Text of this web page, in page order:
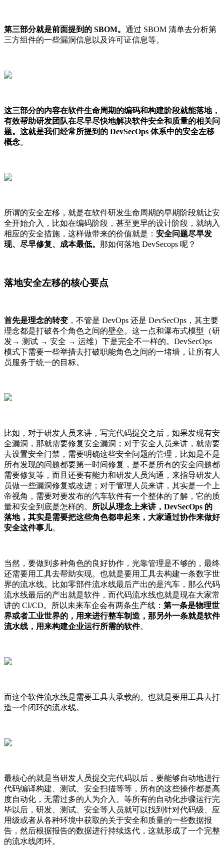
第三部分就是前面提到的 SBOM。 通过 SBOM 清单去分析第
三方组件的一些漏洞信息以及许可证信息等。
这三部分的内容在软件生命周期的编码和构建阶段就能落地，
有效帮助研发团队在尽早尽快地解决软件安全和质量的相关问
题。这就是我们经常所提到的 DevSecOps 体系中的安全左移
概念。
所谓的安全左移，就是在软件研发生命周期的早期阶段就让安
全开始介入，比如在编码阶段，甚至更早的设计阶段，就纳入
相应的安全措施，这样做带来的价值就是： 安全问题尽早发
现、尽早修复、成本最低。 那如何落地 DevSecops 呢？
落地安全左移的核心要点
首先是理念的转变 ，不管是 DevOps 还是 DevSecOps，其主要
理念都是打破各个角色之间的壁垒。这一点和瀑布式模型（研
发→ 测试 → 安全 → 运维）下是完全不一样的。DevSecOps
模式下需要一些举措去打破职能角色之间的一堵墙，让所有人
员服务于统一的目标。
比如，对于研发人员来讲，写完代码提交之后，如果发现有安
全漏洞，那就需要修复安全漏洞；对于安全人员来讲，就需要
去设置安全门禁，需要明确这些安全问题的管理，比如是不是
所有发现的问题都要第一时间修复，是不是所有的安全问题都
需要修复等，而且还要有能力和研发人员沟通，来指导研发人
员做一些漏洞修复或改进；对于管理人员来讲，其实是一个上
帝视角，需要对要发布的汽车软件有一个整体的了解，它的质
量和安全到底是怎样的。 所以从理念上来讲，DevSecOps 的
落地，其实是需要把这些角色都串起来，大家通过协作来做好
安全这件事儿。
当然，要做到多种角色的良好协作，光靠管理是不够的，最终
还需要用工具去帮助实现。也就是要用工具去构建一条数字世
界的流水线。比如零部件流水线最后产出的是汽车，那么代码
流水线最后的产出就是软件，而代码流水线也就是现在大家常
讲的 CI/CD。所以未来车企会有两条生产线： 第一条是物理世
界或者工业世界的，用来进行整车制造，那另外一条就是软件
流水线，用来构建企业运行所需的软件。
而这个软件流水线是需要工具去承载的。也就是要用工具去打
造一个闭环的流水线。
最核心的就是当研发人员提交完代码以后，要能够自动地进行
代码编译构建、测试、安全扫描等等，所有的这些操作都是高
度自动化，无需过多的人为介入。等所有的自动化步骤运行完
毕以后，研发、测试、安全等人员就可以找到针对代码级、应
用级或者从各种环境中获取的关于安全和质量的一些数据报
告，然后根据报告的数据进行持续迭代，这就形成了一个完整
的流水线闭环。